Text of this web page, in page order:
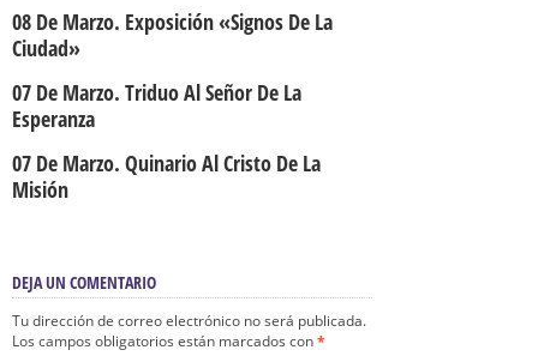
08 De Marzo. Exposición «Signos De La
Ciudad»
07 De Marzo. Triduo Al Señor De La
Esperanza
07 De Marzo. Quinario Al Cristo De La
Misión
DEJA UN COMENTARIO
Tu dirección de correo electrónico no será publicada.
Los campos obligatorios están marcados con*